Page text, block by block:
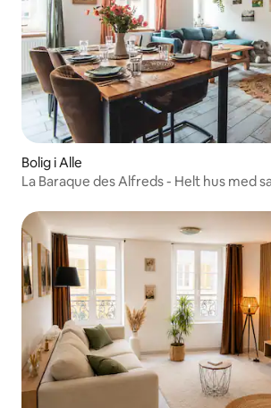
Bolig i Alle
La Baraque des Alfreds - Helt hus med